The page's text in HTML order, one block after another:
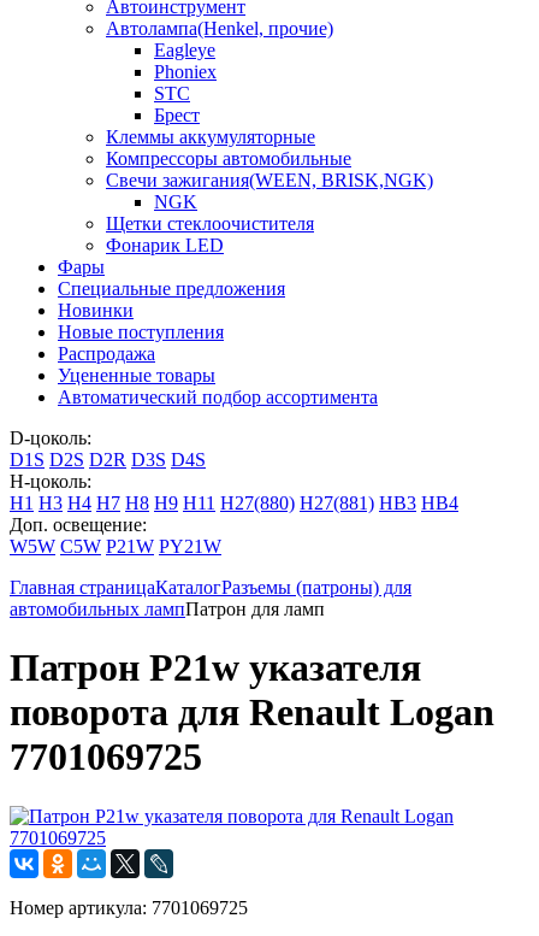
Автоинструмент
Автолампа(Henkel, прочие)
Eagleye
Phoniex
STC
Брест
Клеммы аккумуляторные
Компрессоры автомобильные
Свечи зажигания(WEEN, BRISK,NGK)
NGK
Щетки стеклоочистителя
Фонарик LED
Фары
Специальные предложения
Новинки
Новые поступления
Распродажа
Уцененные товары
Автоматический подбор ассортимента
D-цоколь:
D1S D2S D2R D3S D4S
H-цоколь:
H1 H3 H4 H7 H8 H9 H11 H27(880) H27(881) HB3 HB4
Доп. освещение:
W5W C5W P21W PY21W
Главная страницаКаталогРазъемы (патроны) для
автомобильных лампПатрон для ламп
Патрон P21w указателя
поворота для Renault Logan
7701069725
Номер артикула: 7701069725